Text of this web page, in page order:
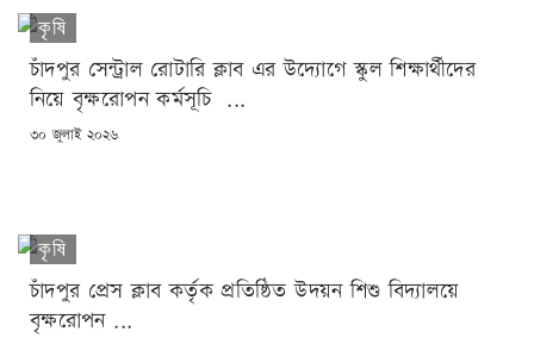
কৃষি
চাঁদপুর সেন্ট্রাল রোটারি ক্লাব এর উদ্যোগে স্কুল শিক্ষার্থীদের
নিয়ে বৃক্ষরোপন কর্মসূচি ...
POSTED
৩০ জুলাই ২০২৬
কৃষি
চাঁদপুর প্রেস ক্লাব কর্তৃক প্রতিষ্ঠিত উদয়ন শিশু বিদ্যালয়ে
বৃক্ষরোপন ...